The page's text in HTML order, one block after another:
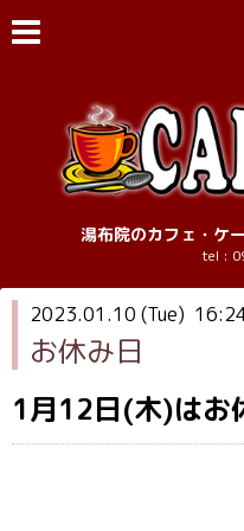
湯布院のカフェ・ケ
tel :
2023.01.10 (Tue)
お休み日
1月12日(木)はお